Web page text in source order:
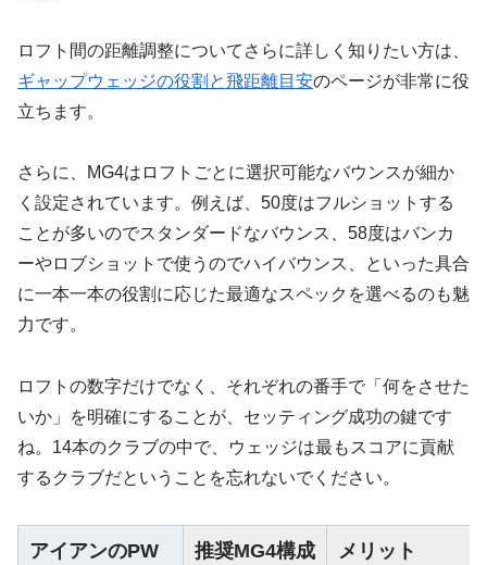
ロフト間の距離調整についてさらに詳しく知りたい方は、
ギャップウェッジの役割と飛距離目安のページが非常に役
立ちます。
さらに、MG4はロフトごとに選択可能なバウンスが細か
く設定されています。例えば、50度はフルショットする
ことが多いのでスタンダードなバウンス、58度はバンカ
ーやロブショットで使うのでハイバウンス、といった具合
に一本一本の役割に応じた最適なスペックを選べるのも魅
力です。
ロフトの数字だけでなく、それぞれの番手で「何をさせた
いか」を明確にすることが、セッティング成功の鍵です
ね。14本のクラブの中で、ウェッジは最もスコアに貢献
するクラブだということを忘れないでください。
アイアンのPW 推奨MG4構成 メリット